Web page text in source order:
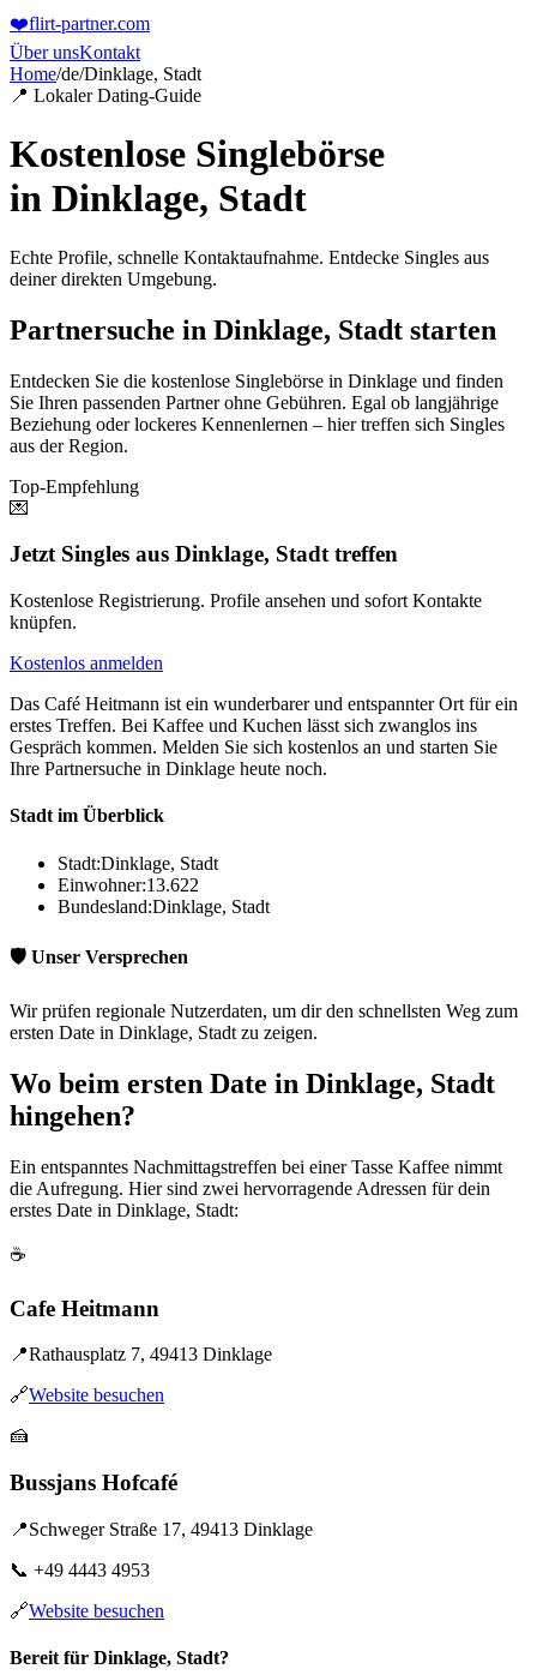
❤️flirt-partner.com
Über unsKontakt
Home/de/Dinklage, Stadt
📍 Lokaler Dating-Guide
Kostenlose Singlebörse
in Dinklage, Stadt
Echte Profile, schnelle Kontaktaufnahme. Entdecke Singles aus
deiner direkten Umgebung.
Partnersuche in Dinklage, Stadt starten
Entdecken Sie die kostenlose Singlebörse in Dinklage und finden
Sie Ihren passenden Partner ohne Gebühren. Egal ob langjährige
Beziehung oder lockeres Kennenlernen – hier treffen sich Singles
aus der Region.
Top-Empfehlung
💌
Jetzt Singles aus Dinklage, Stadt treffen
Kostenlose Registrierung. Profile ansehen und sofort Kontakte
knüpfen.
Kostenlos anmelden
Das Café Heitmann ist ein wunderbarer und entspannter Ort für ein
erstes Treffen. Bei Kaffee und Kuchen lässt sich zwanglos ins
Gespräch kommen. Melden Sie sich kostenlos an und starten Sie
Ihre Partnersuche in Dinklage heute noch.
Stadt im Überblick
Stadt:Dinklage, Stadt
Einwohner:13.622
Bundesland:Dinklage, Stadt
🛡️ Unser Versprechen
Wir prüfen regionale Nutzerdaten, um dir den schnellsten Weg zum
ersten Date in Dinklage, Stadt zu zeigen.
Wo beim ersten Date in Dinklage, Stadt
hingehen?
Ein entspanntes Nachmittagstreffen bei einer Tasse Kaffee nimmt
die Aufregung. Hier sind zwei hervorragende Adressen für dein
erstes Date in Dinklage, Stadt:
☕
Cafe Heitmann
📍Rathausplatz 7, 49413 Dinklage
🔗Website besuchen
🍰
Bussjans Hofcafé
📍Schweger Straße 17, 49413 Dinklage
📞 +49 4443 4953
🔗Website besuchen
Bereit für Dinklage, Stadt?